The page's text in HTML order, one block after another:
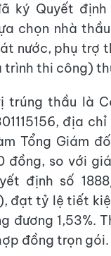
ký Quyết
chọn nhà
nước, phụ trợ
thi công)
trúng thầu là
địa
Tổng Giám
đồng, so với
định số
đạt tỷ lệ tiết
đương 1,53%.
đồng trọn gói.